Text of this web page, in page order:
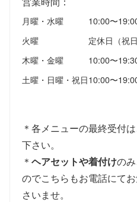
月曜・水曜
10:00〜
火曜
定休日（祝
木曜・金曜
10:00〜
土曜・日曜・祝日10:00〜
＊各メニューの最終受付
下さい。
＊ ヘアセットや着付けのみ
のでこちらもお電話にて
さいませ。